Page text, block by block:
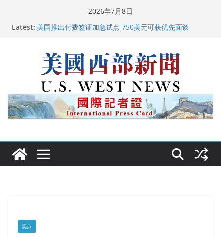
2026年7月8日
Latest: 美国推出付费签证加急试点 750美元可获优先面谈
美国最高法院维持“出生公民权” : 出生在美国就是美国
人！
中国驻美国大使谢锋邀请美国老教师罗纳德·萨科尔斯基
再次访华
广州市沉香协会会长周天明：让沉香有序走向世界
观点